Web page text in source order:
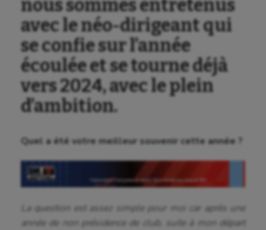
nous sommes entretenus
avec le néo-dirigeant qui
se confie sur l’année
écoulée et se tourne déjà
vers 2024, avec le plein
d’ambition.
Quel a été votre meilleur souvenir cette année ?
La question est assez simple pour moi car après une
année de non présidence de club, suite à mon départ